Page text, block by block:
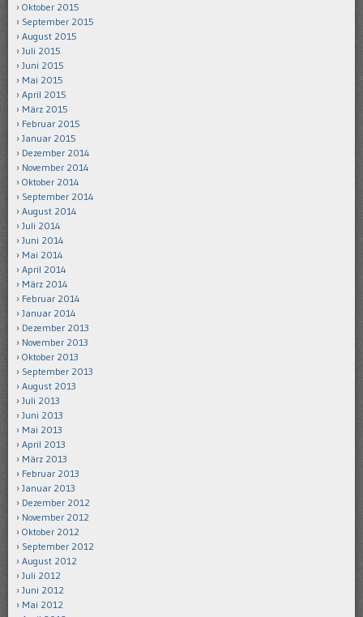
Oktober 2015
September 2015
August 2015
Juli 2015
Juni 2015
Mai 2015
April 2015
März 2015
Februar 2015
Januar 2015
Dezember 2014
November 2014
Oktober 2014
September 2014
August 2014
Juli 2014
Juni 2014
Mai 2014
April 2014
März 2014
Februar 2014
Januar 2014
Dezember 2013
November 2013
Oktober 2013
September 2013
August 2013
Juli 2013
Juni 2013
Mai 2013
April 2013
März 2013
Februar 2013
Januar 2013
Dezember 2012
November 2012
Oktober 2012
September 2012
August 2012
Juli 2012
Juni 2012
Mai 2012